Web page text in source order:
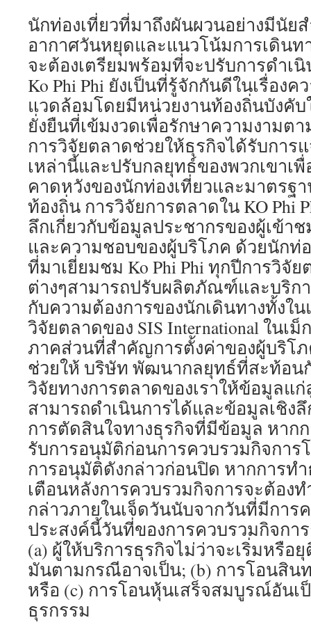
นักท่องเที่ยวที่มาถึงผันผวนอย่างมีนั
อากาศวันหยุดและแนวโน้มการเดินท
จะต้องเตรียมพร้อมที่จะปรับการดำเ
Ko Phi Phi ยังเป็นที่รู้จักกันดีในเรื่อง
แวดล้อมโดยมีหน่วยงานท้องถิ่นบังคั
ยั่งยืนที่เข้มงวดเพื่อรักษาความงามต
การวิจัยตลาดช่วยให้ธุรกิจได้รับการ
เหล่านี้และปรับกลยุทธ์ของพวกเขาเ
คาดหวังของนักท่องเที่ยวและมาตรฐ
ท้องถิ่น การวิจัยการตลาดใน KO Phi
ลึกเกี่ยวกับข้อมูลประชากรของผู้เข้า
และความชอบของผู้บริโภค ด้วยนักท่
ที่มาเยี่ยมชม Ko Phi Phi ทุกปีการวิจั
ต่างๆสามารถปรับผลิตภัณฑ์และบริก
กับความต้องการของนักเดินทางทั้งใ
วิจัยตลาดของ SIS International ใน
ภาคส่วนที่สำคัญการตั้งค่าของผู้บริโ
ช่วยให้ บริษัท พัฒนากลยุทธ์ที่สะท้อน
วิจัยทางการตลาดของเราให้ข้อมูลแ
สามารถดำเนินการได้และข้อมูลเชิง
การตัดสินใจทางธุรกิจที่มีข้อมูล หาก
รับการอนุมัติก่อนการควบรวมกิจการ
การอนุมัติดังกล่าวก่อนปิด หากการท
เตือนหลังการควบรวมกิจการจะต้อง
กล่าวภายในเจ็ดวันนับจากวันที่มีการ
ประสงค์นี้วันที่ของการควบรวมกิจกา
(a) ผู้ให้บริการธุรกิจไม่ว่าจะเริ่มหรือ
มันตามกรณีอาจเป็น; (b) การโอนสิน
หรือ (c) การโอนหุ้นเสร็จสมบูรณ์อันเ
ธุรกรรม